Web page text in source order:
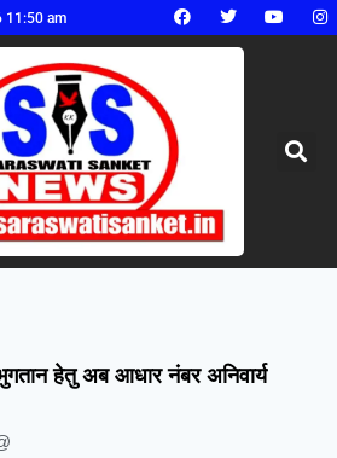
11:50 am
हेतु अब आधार नंबर अनिवार्य